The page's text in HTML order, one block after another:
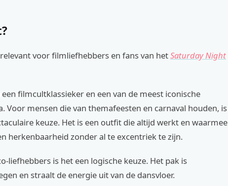
voor filmliefhebbers en fans van hetSaturday Night
filmcultklassieker en een van de meest iconische
Voor mensen die van themafeesten en carnaval houden, is
keuze. Het is een outfit die altijd werkt en waarmee
herkenbaarheid zonder al te excentriek te zijn.
liefhebbers is het een logische keuze. Het pak is
en straalt de energie uit van de dansvloer.